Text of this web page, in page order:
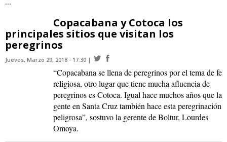
Copacabana y Cotoca los
principales sitios que visitan los
peregrinos
Jueves, Marzo 29, 2018 - 17:30
“Copacabana se llena de peregrinos por el tema de fe
religiosa, otro lugar que tiene mucha afluencia de
peregrinos es Cotoca. Igual hace muchos años que la
gente en Santa Cruz también hace esta peregrinación
peligrosa”, sostuvo la gerente de Boltur, Lourdes
Omoya.